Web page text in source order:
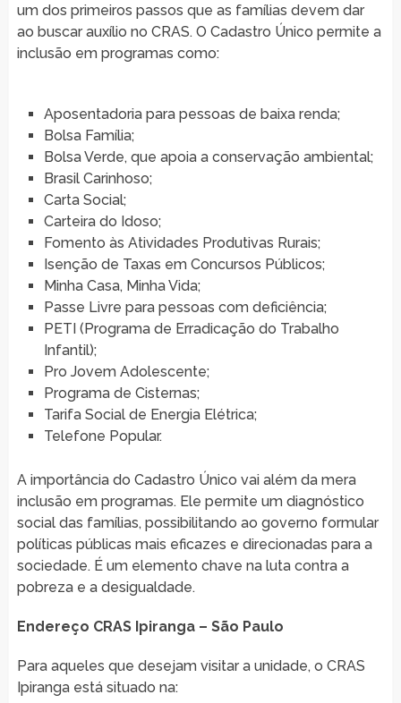
um dos primeiros passos que as famílias devem dar
ao buscar auxílio no CRAS. O Cadastro Único permite a
inclusão em programas como:
Aposentadoria para pessoas de baixa renda;
Bolsa Família;
Bolsa Verde, que apoia a conservação ambiental;
Brasil Carinhoso;
Carta Social;
Carteira do Idoso;
Fomento às Atividades Produtivas Rurais;
Isenção de Taxas em Concursos Públicos;
Minha Casa, Minha Vida;
Passe Livre para pessoas com deficiência;
PETI (Programa de Erradicação do Trabalho
Infantil);
Pro Jovem Adolescente;
Programa de Cisternas;
Tarifa Social de Energia Elétrica;
Telefone Popular.
A importância do Cadastro Único vai além da mera
inclusão em programas. Ele permite um diagnóstico
social das famílias, possibilitando ao governo formular
políticas públicas mais eficazes e direcionadas para a
sociedade. É um elemento chave na luta contra a
pobreza e a desigualdade.
Endereço CRAS Ipiranga – São Paulo
Para aqueles que desejam visitar a unidade, o CRAS
Ipiranga está situado na: